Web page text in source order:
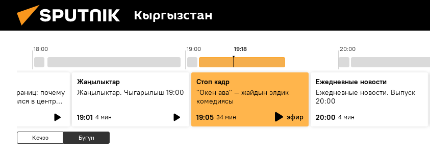
Кыргызстан
18:00 19:00 20:00
19:18
границ: почему
в центре
Жаңылыктар
Жаңылыктар. Чыгарылыш 19:00
19:01 4 мин
Стоп кадр
"Окен ава" — жайдын элдик
комедиясы
19:05 34 мин эфир
Ежедневные новости
Ежедневные новости. Выпуск
20:00
20:00 4 мин
Кечээ Бүгүн